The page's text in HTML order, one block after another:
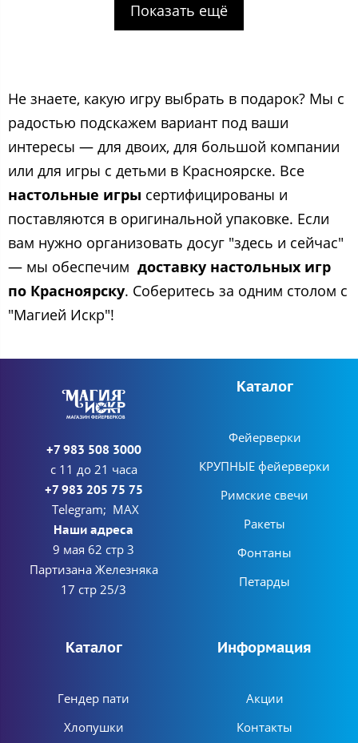
Показать ещё
Не знаете, какую игру выбрать в подарок? Мы с
радостью подскажем вариант под ваши
интересы — для двоих, для большой компании
или для игры с детьми в Красноярске. Все
настольные игры сертифицированы и
поставляются в оригинальной упаковке. Если
вам нужно организовать досуг "здесь и сейчас"
— мы обеспечим доставку настольных игр
по Красноярску. Соберитесь за одним столом с
"Магией Искр"!
+7 983 508 3000
с 11 до 21 часа
+7 983 205 75 75
Telegram; MAX
Наши адреса
9 мая 62 стр 3
Партизана Железняка
17 стр 25/3
Каталог
Фейерверки
КРУПНЫЕ фейерверки
Римские свечи
Ракеты
Фонтаны
Петарды
Каталог
Гендер пати
Хлопушки
Информация
Акции
Контакты